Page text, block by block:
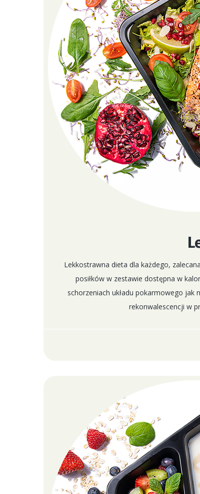
Lekkostrawna dieta dla każdego,
posiłków w zestawie dostępna w
schorzeniach układu pokarmowego jak
rekonwalescencji w